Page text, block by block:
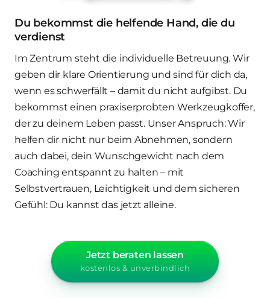
Du bekommst die helfende Hand, die du
verdienst
Im Zentrum steht die individuelle Betreuung. Wir
geben dir klare Orientierung und sind für dich da,
wenn es schwerfällt – damit du nicht aufgibst. Du
bekommst einen praxiserprobten Werkzeugkoffer,
der zu deinem Leben passt. Unser Anspruch: Wir
helfen dir nicht nur beim Abnehmen, sondern
auch dabei, dein Wunschgewicht nach dem
Coaching entspannt zu halten – mit
Selbstvertrauen, Leichtigkeit und dem sicheren
Gefühl: Du kannst das jetzt alleine.
Jetzt beraten lassen
kostenlos & unverbindlich